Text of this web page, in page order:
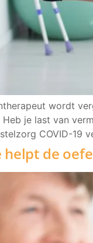
wordt
je last van
COVID-
helpt de